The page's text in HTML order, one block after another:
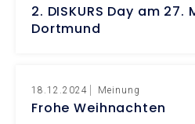
2. DISKURS Day am 27.
Dortmund
18.12.2024 Meinung
Frohe Weihnachten